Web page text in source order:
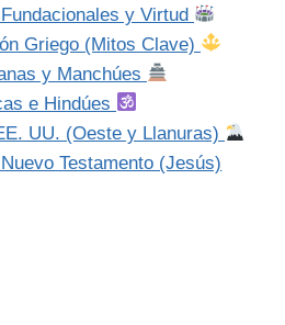
y Virtud
Griego (Mitos Clave)
y Manchúes
e Hindúes
UU. (Oeste y Llanuras)
Testamento (Jesús)